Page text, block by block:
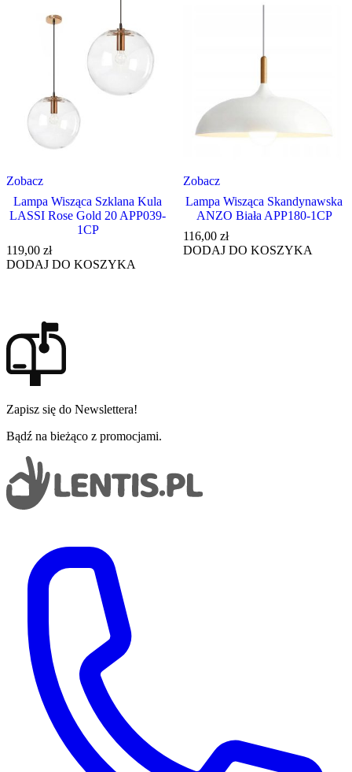
Zobacz
Lampa Wisząca Szklana Kula
LASSI Rose Gold 20 APP039-
1CP
119,00 zł
DODAJ DO KOSZYKA
Zobacz
Lampa Wisząca Skandynawska
ANZO Biała APP180-1CP
116,00 zł
DODAJ DO KOSZYKA
Zapisz się do Newslettera!
Bądź na bieżąco z promocjami.